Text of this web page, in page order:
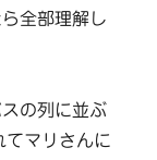
全部理解し
の列に並ぶ
マリさんに